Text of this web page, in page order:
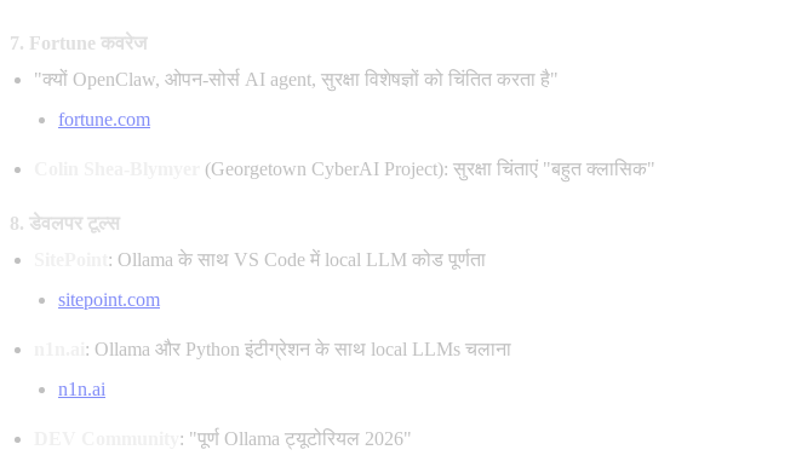
7. Fortune कवरेज
"क्यों OpenClaw, ओपन-सोर्स AI agent, सुरक्षा विशेषज्ञों को चिंतित करता है"
fortune.com
(Georgetown CyberAI Project): सुरक्षा चिंताएं "बहुत क्लासिक"
8. डेवलपर टूल्स
: Ollama के साथ VS Code में local LLM कोड पूर्णता
sitepoint.com
: Ollama और Python इंटीग्रेशन के साथ local LLMs चलाना
n1n.ai
: "पूर्ण Ollama ट्यूटोरियल 2026"